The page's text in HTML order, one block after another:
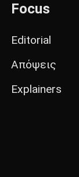
Focus
Editorial
Απόψεις
Explainers